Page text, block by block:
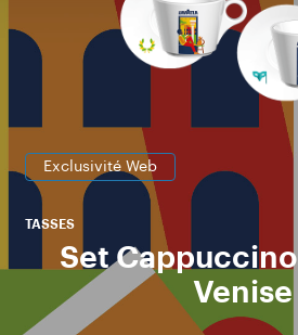
Exclusivité Web
TASSES
Set
Venise